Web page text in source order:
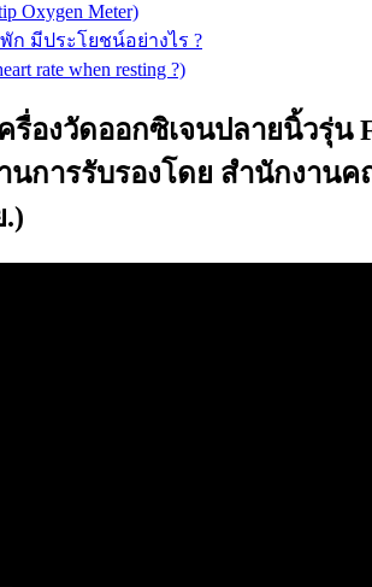
Oxygen Meter)
ก มีประโยชน์อย่างไร ?
rate when resting ?)
รื่องวัดออกซิเจนปลายนิ้วรุ่น
นการรับรองโดย สำนักงาน